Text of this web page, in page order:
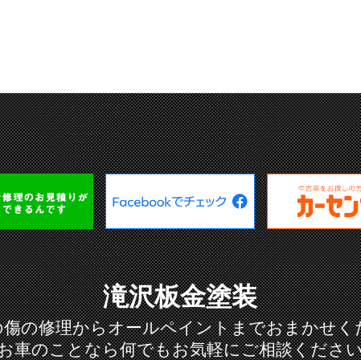
滝沢板金塗装
傷の修理からオールペイントまでおまかせく
車のことなら何でもお気軽にご相談くださ